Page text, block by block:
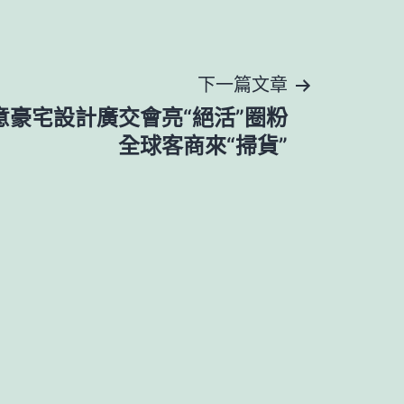
下一篇文章
宅設計廣交會亮“絕活”圈粉
全球客商來“掃貨”